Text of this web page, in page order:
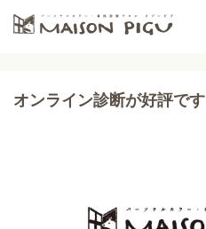
オンライン診断が好評です